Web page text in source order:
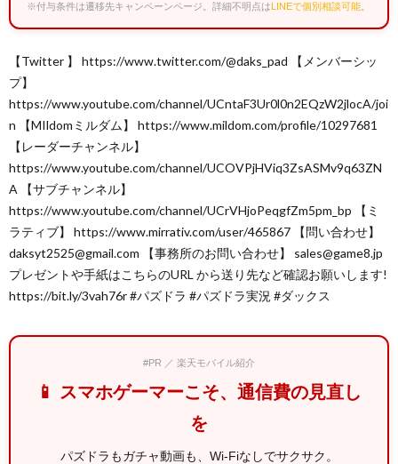
※付与条件は遷移先キャンペーンページ。詳細不明点はLINEで個別相談可能
【Twitter 】 https://www.twitter.com/@daks_pad 【メンバーシッ
プ】
https://www.youtube.com/channel/UCntaF3Ur0l0n2EQzW2jlocA/joi
n 【MIldomミルダム】 https://www.mildom.com/profile/10297681
【レーダーチャンネル】
https://www.youtube.com/channel/UCOVPjHViq3ZsASMv9q63ZN
A 【サブチャンネル】
https://www.youtube.com/channel/UCrVHjoPeqgfZm5pm_bp 【ミ
ラティブ】 https://www.mirrativ.com/user/465867 【問い合わせ】
daksyt2525@gmail.com 【事務所のお問い合わせ】 sales@game8.jp
プレゼントや手紙はこちらのURL から送り先など確認お願いします!
https://bit.ly/3vah76r #パズドラ #パズドラ実況 #ダックス
#PR ／ 楽天モバイル紹介
📱 スマホゲーマーこそ、通信費の見直し
を
パズドラもガチャ動画も、Wi-Fiなしでサクサク。